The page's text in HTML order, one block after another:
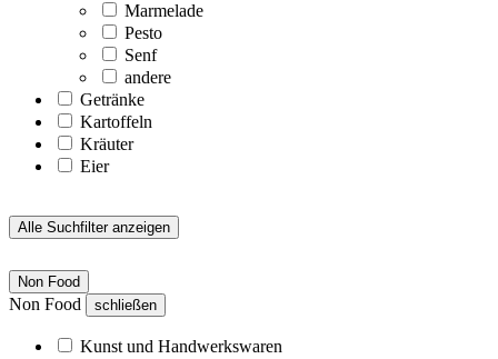
Marmelade
Pesto
Senf
andere
Getränke
Kartoffeln
Kräuter
Eier
Alle Suchfilter anzeigen
Non Food
Non Food schließen
Kunst und Handwerkswaren